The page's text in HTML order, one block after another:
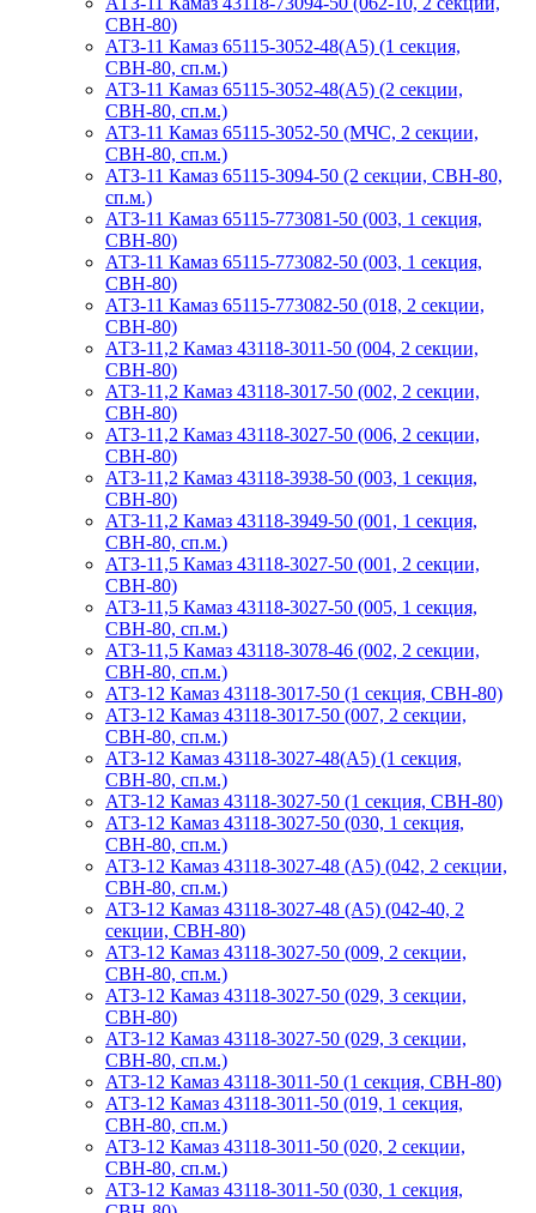
СВН-80)
АТЗ-11 Камаз 65115-3052-48(A5) (1 секция,
СВН-80, сп.м.)
АТЗ-11 Камаз 65115-3052-48(A5) (2 секции,
СВН-80, сп.м.)
АТЗ-11 Камаз 65115-3052-50 (МЧС, 2 секции,
СВН-80, сп.м.)
АТЗ-11 Камаз 65115-3094-50 (2 секции, СВН-80,
сп.м.)
АТЗ-11 Камаз 65115-773081-50 (003, 1 секция,
СВН-80)
АТЗ-11 Камаз 65115-773082-50 (003, 1 секция,
СВН-80)
АТЗ-11 Камаз 65115-773082-50 (018, 2 секции,
СВН-80)
АТЗ-11,2 Камаз 43118-3011-50 (004, 2 секции,
СВН-80)
АТЗ-11,2 Камаз 43118-3017-50 (002, 2 секции,
СВН-80)
АТЗ-11,2 Камаз 43118-3027-50 (006, 2 секции,
СВН-80)
АТЗ-11,2 Камаз 43118-3938-50 (003, 1 секция,
СВН-80)
АТЗ-11,2 Камаз 43118-3949-50 (001, 1 секция,
СВН-80, сп.м.)
АТЗ-11,5 Камаз 43118-3027-50 (001, 2 секции,
СВН-80)
АТЗ-11,5 Камаз 43118-3027-50 (005, 1 секция,
СВН-80, сп.м.)
АТЗ-11,5 Камаз 43118-3078-46 (002, 2 секции,
СВН-80, сп.м.)
АТЗ-12 Камаз 43118-3017-50 (1 секция, СВН-80)
АТЗ-12 Камаз 43118-3017-50 (007, 2 секции,
СВН-80, сп.м.)
АТЗ-12 Камаз 43118-3027-48(A5) (1 секция,
СВН-80, сп.м.)
АТЗ-12 Камаз 43118-3027-50 (1 секция, СВН-80)
АТЗ-12 Камаз 43118-3027-50 (030, 1 секция,
СВН-80, сп.м.)
АТЗ-12 Камаз 43118-3027-48 (А5) (042, 2 секции,
СВН-80, сп.м.)
АТЗ-12 Камаз 43118-3027-48 (А5) (042-40, 2
секции, СВН-80)
АТЗ-12 Камаз 43118-3027-50 (009, 2 секции,
СВН-80, сп.м.)
АТЗ-12 Камаз 43118-3027-50 (029, 3 секции,
СВН-80)
АТЗ-12 Камаз 43118-3027-50 (029, 3 секции,
СВН-80, сп.м.)
АТЗ-12 Камаз 43118-3011-50 (1 секция, СВН-80)
АТЗ-12 Камаз 43118-3011-50 (019, 1 секция,
СВН-80, сп.м.)
АТЗ-12 Камаз 43118-3011-50 (020, 2 секции,
СВН-80, сп.м.)
АТЗ-12 Камаз 43118-3011-50 (030, 1 секция,